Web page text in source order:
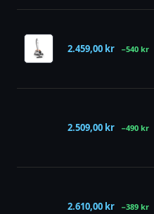
2.459,00 kr −540 kr
2.509,00 kr −490 kr
2.610,00 kr −389 kr